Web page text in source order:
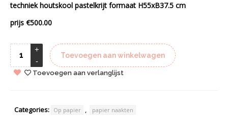
techniek houtskool pastelkrijt formaat H55xB37.5 cm
prijs €500.00
Toevoegen aan winkelwagen
Toevoegen aan verlanglijst
Categories: Op papier , papier naakten